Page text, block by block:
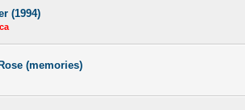
(1994)
(memories)